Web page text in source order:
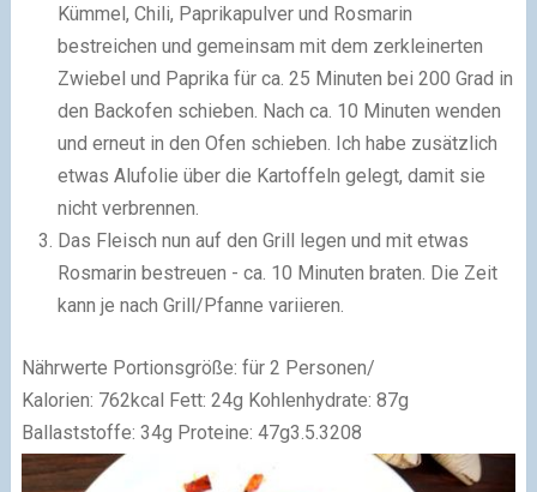
Kümmel, Chili, Paprikapulver und Rosmarin
bestreichen und gemeinsam mit dem zerkleinerten
Zwiebel und Paprika für ca. 25 Minuten bei 200 Grad in
den Backofen schieben. Nach ca. 10 Minuten wenden
und erneut in den Ofen schieben. Ich habe zusätzlich
etwas Alufolie über die Kartoffeln gelegt, damit sie
nicht verbrennen.
Das Fleisch nun auf den Grill legen und mit etwas
Rosmarin bestreuen - ca. 10 Minuten braten. Die Zeit
kann je nach Grill/Pfanne variieren.
Nährwerte Portionsgröße: für 2 Personen/
Kalorien: 762kcal Fett: 24g Kohlenhydrate: 87g
Ballaststoffe: 34g Proteine: 47g3.5.3208